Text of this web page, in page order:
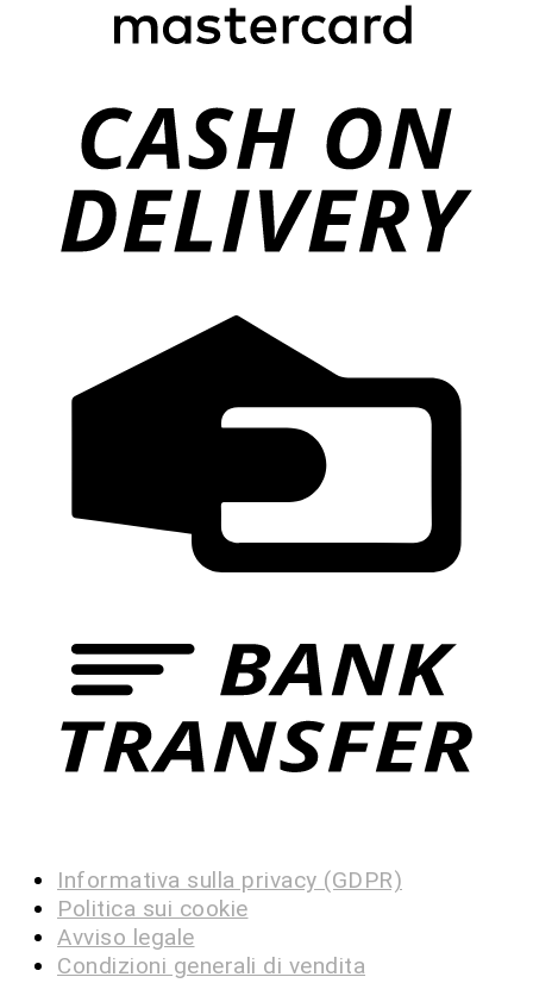
Informativa sulla privacy (GDPR)
Politica sui cookie
Avviso legale
Condizioni generali di vendita